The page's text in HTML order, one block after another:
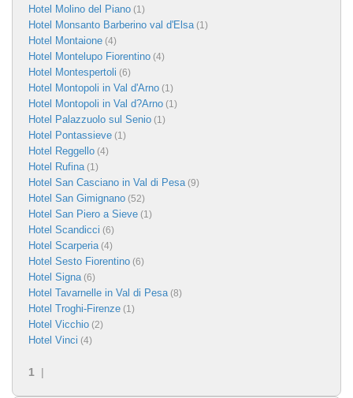
Hotel Molino del Piano (1)
Hotel Monsanto Barberino val d'Elsa(1)
Hotel Montaione (4)
Hotel Montelupo Fiorentino (4)
Hotel Montespertoli (6)
Hotel Montopoli in Val d'Arno (1)
Hotel Montopoli in Val d?Arno (1)
Hotel Palazzuolo sul Senio (1)
Hotel Pontassieve (1)
Hotel Reggello (4)
Hotel Rufina(1)
Hotel San Casciano in Val di Pesa(9)
Hotel San Gimignano (52)
Hotel San Piero a Sieve (1)
Hotel Scandicci (6)
Hotel Scarperia(4)
Hotel Sesto Fiorentino (6)
Hotel Signa(6)
Hotel Tavarnelle in Val di Pesa(8)
Hotel Troghi-Firenze (1)
Hotel Vicchio (2)
Hotel Vinci (4)
1 |